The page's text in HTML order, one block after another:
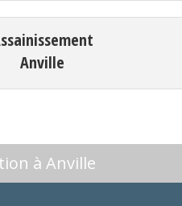
Anville
à Anville